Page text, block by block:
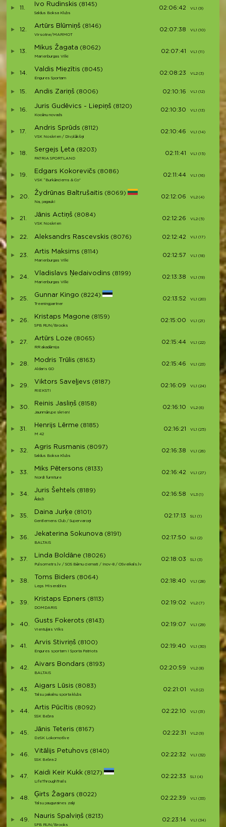
11.
Ivo Rudinskis (8145)
Saldus Boksa Klubs
02:06:42 VL1 (9)
12.
Artūrs Blūmiņš (8146)
Virsotne/MARMOT
02:07:38 VL1 (10)
13.
Mikus Žagata (8062)
Marienburgas Vilki
02:07:41 VL1 (11)
14.
Valdis Miezītis (8045)
Engures Sportam
02:08:23 VL2 (3)
15. Andis Zariņš (8006) 02:10:16 VL1 (12)
16.
Juris Gudēvics - Liepiņš (8120)
Kocēnu novads
02:10:30 VL1 (13)
17.
Andris Sprūds (8112)
VSK Noskrien / Divplākšņi
02:10:46 VL1 (14)
18.
Sergejs Ļeta (8203)
PATRIA SPORTLAND
02:11:41 VL1 (15)
19.
Edgars Kokorevičs (8086)
VSK “Burkānciems & Co”
02:11:44 VL1 (16)
20.
Žydrūnas Baltrušaitis (8069)
Na, pagauk!
02:12:06 VL2 (4)
21.
Jānis Actiņš (8084)
VSK Noskrien
02:12:26 VL2 (5)
22. Aleksandrs Rascevskis (8076) 02:12:42 VL1 (17)
23.
Artis Maksims (8114)
Marienburgas Vilki
02:12:57 VL1 (18)
24.
Vladislavs Ņedaivodins (8199)
Marienburgas Vilki
02:13:38 VL1 (19)
25.
Gunnar Kingo (8224)
Treeningpartner
02:13:52 VL1 (20)
26.
Kristaps Magone (8159)
SPB RUN/Brooks
02:15:00 VL1 (21)
27.
Artūrs Loze (8065)
RR akadēmija
02:15:44 VL1 (22)
28.
Modris Trūlis (8163)
Aldaris GO
02:15:46 VL1 (23)
29.
Viktors Saveļjevs (8187)
RIEKSTI
02:16:09 VL1 (24)
30.
Reinis Jasliņš (8158)
Jaunmārupe skrien!
02:16:10 VL2 (6)
31.
Henrijs Lērme (8185)
M 42
02:16:21 VL1 (25)
32.
Agris Rusmanis (8097)
Saldus Boksa Klubs
02:16:38 VL1 (26)
33.
Miks Pētersons (8133)
Nordi furniture
02:16:42 VL1 (27)
34.
Juris Šehtels (8189)
Ādaži
02:16:58 VL3 (1)
35.
Daina Jurķe (8101)
Gentlemens Club / Supervaroņi
02:17:13 SL1 (1)
36.
Jekaterina Sokunova (8191)
BALTAIS
02:17:50 SL1 (2)
37.
Linda Boldāne (18026)
Pulsometrs.lv / SOS Bērnu ciemati / Inov-8 / OSveikals.lv
02:18:03 SL1 (3)
38.
Toms Biders (8064)
Legs Miserables
02:18:40 VL1 (28)
39.
Kristaps Epners (8113)
DOMDARIS
02:19:02 VL2 (7)
40.
Gusts Fokerots (8143)
Vientuļais Vilks
02:19:07 VL1 (29)
41.
Arvis Stivriņš (8100)
Engures sportam I Sporta Patriots
02:19:40 VL1 (30)
42.
Aivars Bondars (8193)
BALTAIS
02:20:59 VL2 (8)
43.
Aigars Lūsis (8083)
Talsu pakalnu sporta klubs
02:21:01 VL3 (2)
44.
Artis Pūcītis (8092)
SSK Bebra
02:22:10 VL1 (31)
45.
Jānis Teteris (8167)
DzSK Lokomotīve
02:22:31 VL2 (9)
46.
Vitālijs Petuhovs (8140)
SSK Bebra 2
02:22:32 VL1 (32)
47.
Kaidi Keir Kukk (8127)
LifeThroughTrails
02:22:33 SL1 (4)
48.
Ģirts Žagars (8022)
Talsu pauguraines zaķi
02:22:39 VL1 (33)
49.
Nauris Spalviņš (8213)
SPB RUN/Brooks
02:23:14 VL1 (34)